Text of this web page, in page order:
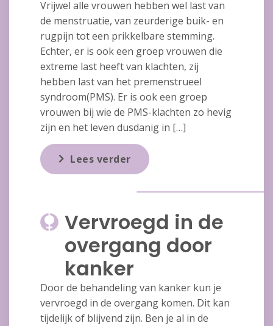
Vrijwel alle vrouwen hebben wel last van
de menstruatie, van zeurderige buik- en
rugpijn tot een prikkelbare stemming.
Echter, er is ook een groep vrouwen die
extreme last heeft van klachten, zij
hebben last van het premenstrueel
syndroom(PMS). Er is ook een groep
vrouwen bij wie de PMS-klachten zo hevig
zijn en het leven dusdanig in […]
Lees verder
Vervroegd in de
overgang door
kanker
Door de behandeling van kanker kun je
vervroegd in de overgang komen. Dit kan
tijdelijk of blijvend zijn. Ben je al in de